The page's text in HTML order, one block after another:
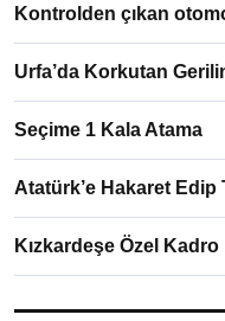
Kontrolden çıkan
Urfa’da Korkutan
Seçime 1 Kala Atama
Atatürk’e Hakaret Edip
Kızkardeşe Özel Kadro